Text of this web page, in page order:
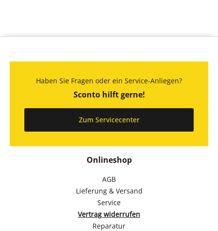
Onlineshop
AGB
Lieferung & Versand
Service
Vertrag widerrufen
Reparatur
Haben Sie Fragen oder ein Service-Anliegen?
Sconto hilft gerne!
Zum Servicecenter